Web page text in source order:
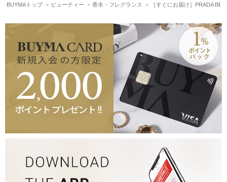
BUYMAトップ ビューティー 香水・フレグランス ［すぐにお届け］PRADA